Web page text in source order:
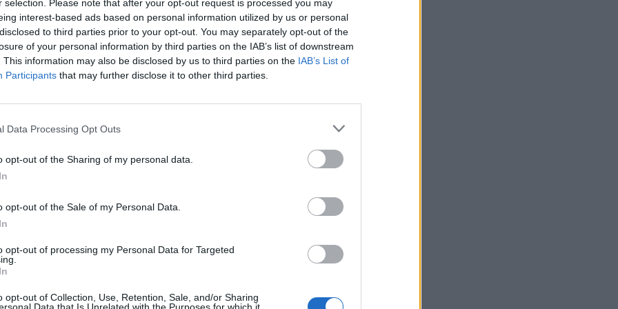
selection. Please note that after your opt-out request is processed you may
interest-based ads based on personal information utilized by us or personal
to third parties prior to your opt-out. You may separately opt-out of the
of your personal information by third parties on the IAB’s list of downstream
This information may also be disclosed by us to third parties on the IAB’s List of
Participants that may further disclose it to other third parties.
Data Processing Opt Outs
opt-out of the Sharing of my personal data.
opt-out of the Sale of my Personal Data.
opt-out of processing my Personal Data for Targeted
opt-out of Collection, Use, Retention, Sale, and/or Sharing
ότι σηκώνεις 100 κιλά στον πάγκο, αλλά ότι
στο γυμναστήριο.
σου
σου. Αν η ραφή του μανικιού τελειώνει πιο
αρκετά αδύνατος, αφού η μπλούζα θα
πλάτη σου στενή).